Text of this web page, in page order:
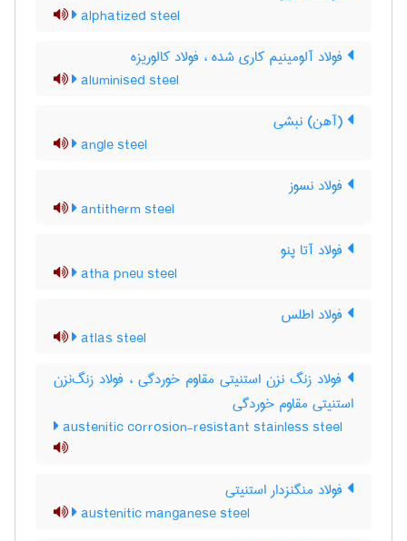
alphatized steel
فولاد آلومینیم کاری شده ، فولاد کالوریزه
aluminised steel
(آهن) نبشی
angle steel
فولاد نسوز
antitherm steel
فولاد آتا پنو
atha pneu steel
فولاد اطلس
atlas steel
فولاد زنگ نزن استنیتی مقاوم خوردگی ، فولاد زنگ‌نزن
استنیتی مقاوم خوردگی
austenitic corrosion-resistant stainless steel
فولاد منگنزدار استنیتی
austenitic manganese steel